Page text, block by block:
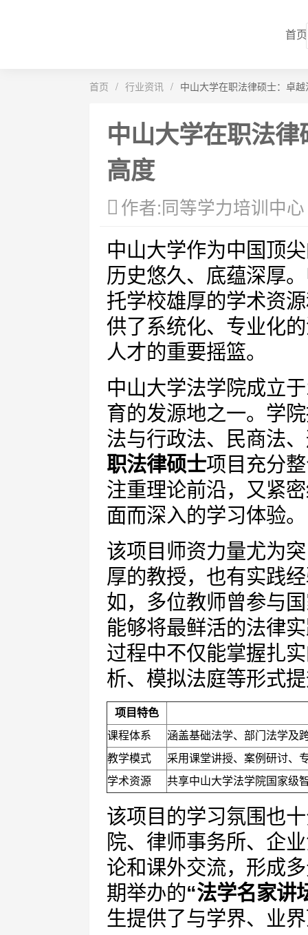
首页
首页 / 行业资讯 / 中山大学在职法律硕士：卓
中山大学在职法
高度
作者:同等学力培训中心
中山大学作为中国顶
历史悠久、底蕴深厚。
托学校雄厚的学术资
供了系统化、专业化
人才的重要摇篮。
中山大学法学院成立
育的发源地之一。学
法与行政法、民商法
职法律硕士项目充分
注重理论前沿，又紧
面而深入的学习体验。
该项目师资力量尤为
厚的教授，也有实践
如，多位教师曾参与
能够将最鲜活的法律
过程中不仅能掌握扎
析、模拟法庭等形式
项目特色
课程体系
涵盖基础法学、部门法学及
教学模式
采用课堂讲授、案例研讨、
学术资源
共享中山大学法学院国家级
该项目的学习氛围也
院、律师事务所、企
论和课外交流，形成
期举办的“法学名家讲
生提供了与学界、业